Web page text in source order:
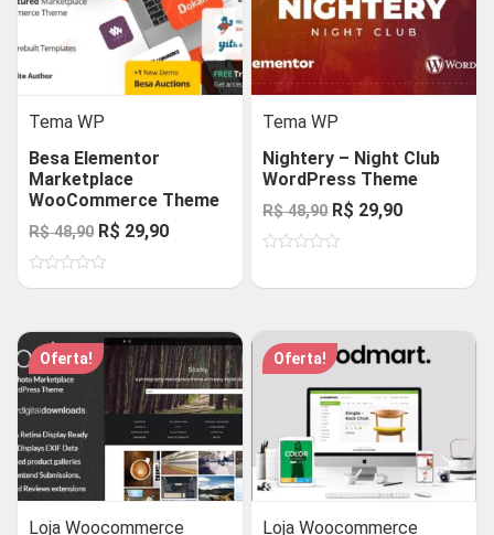
Tema WP
Besa Elementor
Marketplace
WooCommerce Theme
R$48,90 O
preço
original
R$ 48,90.
R$ 29,90O
atual
R$ 29,90.
Tema WP
Nightery – Night Club
WordPress Theme
R$48,90 O
preço
R$ 29,90O
de
Oferta!
Loja Woocommerce
Oferta!
Loja Woocommerce